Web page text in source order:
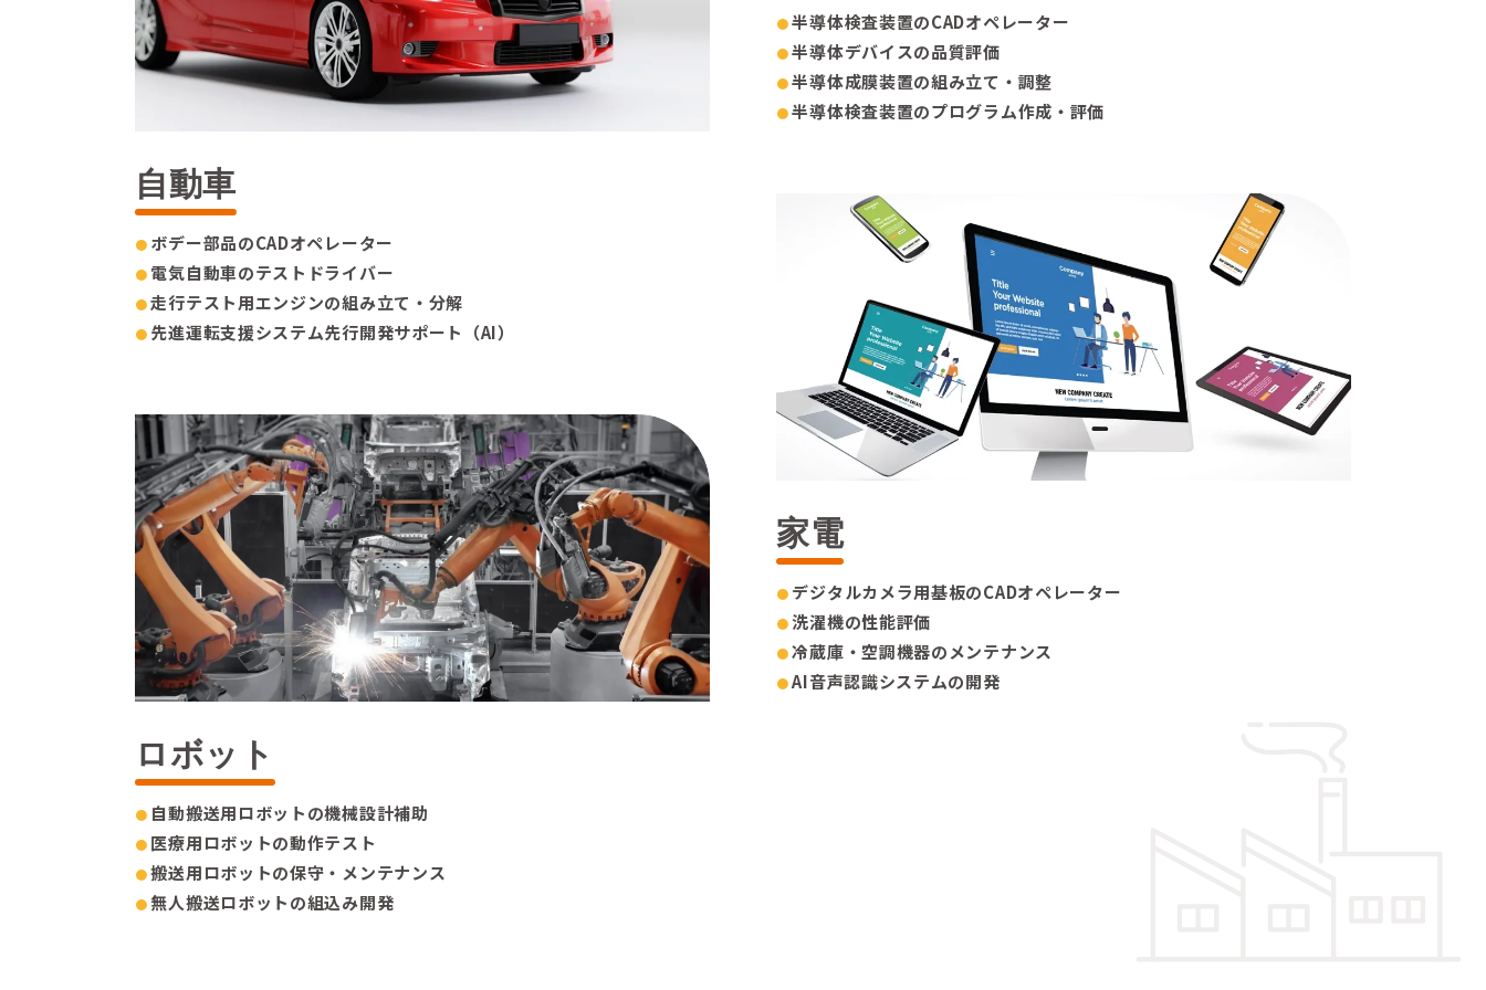
自動車
ボデー部品のCADオペレーター
電気自動車のテストドライバー
走行テスト用エンジンの組み立て・分解
先進運転支援システム先行開発サポート（AI）
半導体検査装置のCADオペレーター
半導体デバイスの品質評価
半導体成膜装置の組み立て・調整
半導体検査装置のプログラム作成・評価
ロボット
自動搬送用ロボットの機械設計補助
医療用ロボットの動作テスト
搬送用ロボットの保守・メンテナンス
無人搬送ロボットの組込み開発
家電
デジタルカメラ用基板のCADオペレーター
洗濯機の性能評価
冷蔵庫・空調機器のメンテナンス
AI音声認識システムの開発